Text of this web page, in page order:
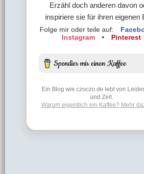
Erzähl doch anderen davon
inspiriere sie für ihren eigenen
Folge mir oder teile auf:
Instagram
• Pinterest
Ein Blog wie czoczo.delebt von
und Zeit.
Warum eigentlich ein Kaffee? Mehr